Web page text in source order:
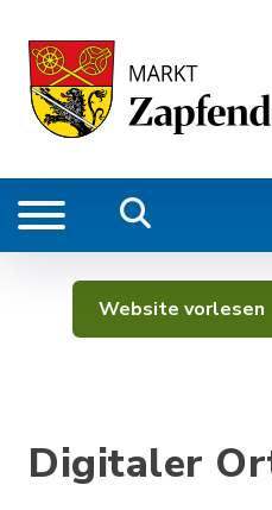
Website vorlesen
Digitaler